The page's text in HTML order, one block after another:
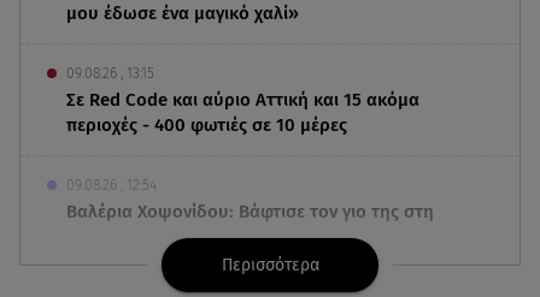
μου έδωσε ένα μαγικό χαλί»
09.08.26 , 13:15
Σε Red Code και αύριο Αττική και 15 ακόμα
περιοχές - 400 φωτιές σε 10 μέρες
09.08.26 , 12:54
Βαλέρια Χοψονίδου: Βάφτισε τον γιο της στη
Βουλιαγμένη - Το όνομα που πήρε
Περισσότερα